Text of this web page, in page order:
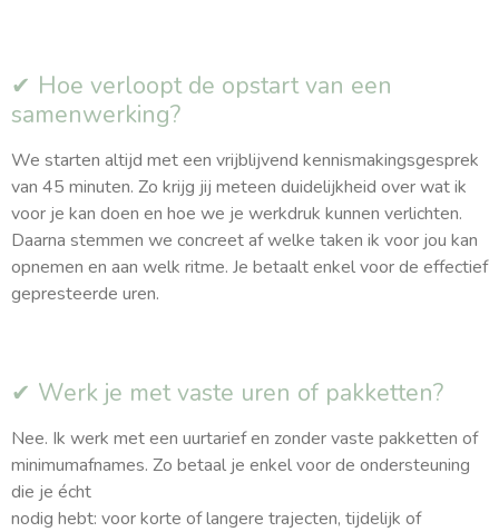
✔ Hoe verloopt de opstart van een
samenwerking?
We starten altijd met een vrijblijvend kennismakingsgesprek
van 45 minuten. Zo krijg jij meteen duidelijkheid over wat ik
voor je kan doen en hoe we je werkdruk kunnen verlichten.
Daarna stemmen we concreet af welke taken ik voor jou kan
opnemen en aan welk ritme. Je betaalt enkel voor de effectief
gepresteerde uren.
✔ Werk je met vaste uren of pakketten?
Nee. Ik werk met een uurtarief en zonder vaste pakketten of
minimumafnames. Zo betaal je enkel voor de ondersteuning
die je écht
nodig hebt: voor korte of langere trajecten, tijdelijk of